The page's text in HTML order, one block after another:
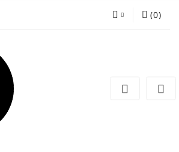
Wyślij wiadomość
(0)